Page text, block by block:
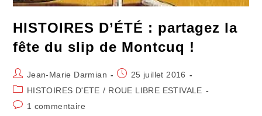
HISTOIRES D’ÉTÉ : partagez la
fête du slip de Montcuq !
Auteur/autrice
de
la
publication :
Jean-Marie Darmian
Publication
publiée :
25 juillet 2016
Post
category:
HISTOIRES D'ETE / ROUE LIBRE ESTIVALE
Commentaires
1 commentaire